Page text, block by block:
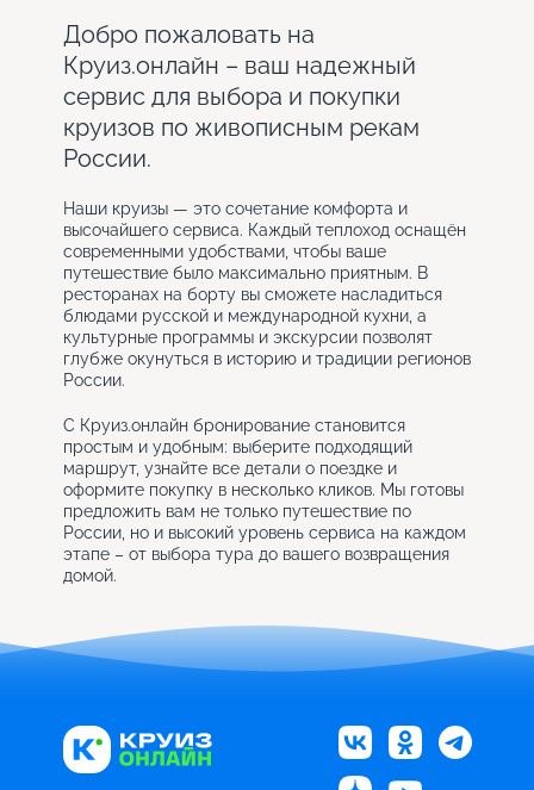
Добро пожаловать на
Круиз.онлайн – ваш надежный
сервис для выбора и покупки
круизов по живописным рекам
России.
Наши круизы — это сочетание комфорта и
высочайшего сервиса. Каждый теплоход оснащён
современными удобствами, чтобы ваше
путешествие было максимально приятным. В
ресторанах на борту вы сможете насладиться
блюдами русской и международной кухни, а
культурные программы и экскурсии позволят
глубже окунуться в историю и традиции регионов
России.
С Круиз.онлайн бронирование становится
простым и удобным: выберите подходящий
маршрут, узнайте все детали о поездке и
оформите покупку в несколько кликов. Мы готовы
предложить вам не только путешествие по
России, но и высокий уровень сервиса на каждом
этапе – от выбора тура до вашего возвращения
домой.